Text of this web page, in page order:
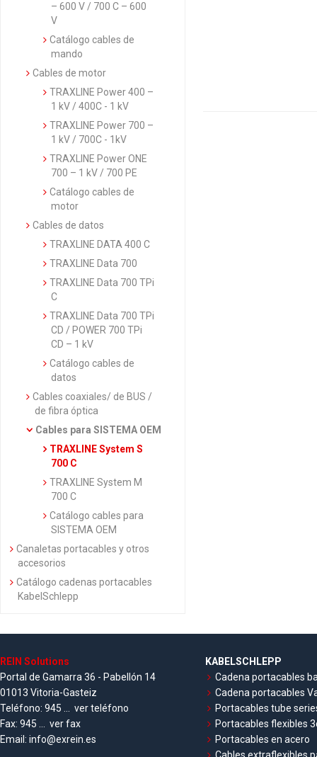
– 600 V / 700 C – 600
V
Catálogo cables de
mando
Cables de motor
TRAXLINE Power 400 –
1 kV / 400C - 1 kV
TRAXLINE Power 700 –
1 kV / 700C - 1kV
TRAXLINE Power ONE
700 – 1 kV / 700 PE
Catálogo cables de
motor
Cables de datos
TRAXLINE DATA 400 C
TRAXLINE Data 700
TRAXLINE Data 700 TPi
C
TRAXLINE Data 700 TPi
CD / POWER 700 TPi
CD – 1 kV
Catálogo cables de
datos
Cables coaxiales/ de BUS /
de fibra óptica
Cables para SISTEMA OEM
TRAXLINE System S
700 C
TRAXLINE System M
700 C
Catálogo cables para
SISTEMA OEM
Canaletas portacables y otros
accesorios
Catálogo cadenas portacables
KabelSchlepp
REIN Solutions
Portal de Gamarra 36 - Pabellón 14
01013 Vitoria-Gasteiz
Teléfono: 945 ... ver teléfono
Fax: 945 ... ver fax
Email: info@exrein.es
KABELSCHLEPP
Cadena portacables
Cadena portacables
Portacables tube
Portacables flexibles
Portacables en acero